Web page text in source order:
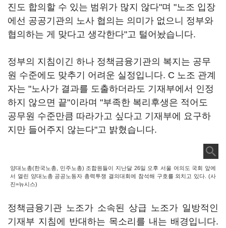
진도 합의할 수 있는 범위가 많지 않다"며 "노조 입장
에선 공공기관의 노사 협의는 의미가 없으니 정부와
협의하는 게 맞다고 생각한다"고 털어놨습니다.
정부의 지침이긴 하나 정책금융기관의 복지는 공무
원 수준에도 맞추기 어려운 실정입니다. C 노조 관계
자는 "노사가 결과를 도출하더라도 기재부에서 인정
하지 않으면 끝"이라며 "부족한 복리후생은 적어도
공무원 수준만큼 따라가고 싶다고 기재부에 요구하
지만 들어주지 않는다"고 밝혔습니다.
양대노총(한국노총, 민주노총) 조합원들이 지난달 26일 오후 서울 여의도 국회 앞에
서 열린 양대노총 공공노동자 총력투쟁 결의대회에 참석해 구호를 외치고 있다. (사
진=뉴시스)
정책금융기관 노조가 소속된 상급 노조가 일방적인
기재부 지침에 반대하는 목소리를 내는 배경입니다.